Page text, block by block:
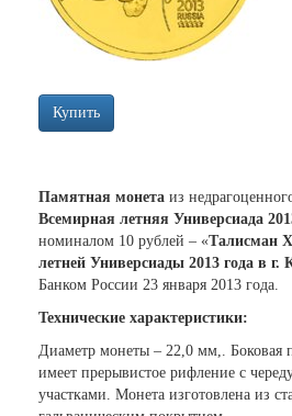
Купить
Памятная монета из
Всемирная летняя Универсиада
номиналом 10 рублей – «Талисман
летней Универсиады 2013 года в г.
Банком России 23 января 2013 года.
Технические характеристики:
Диаметр монеты – 22,0 мм,. Боковая
имеет прерывистое рифление с
участками. Монета изготовлена из